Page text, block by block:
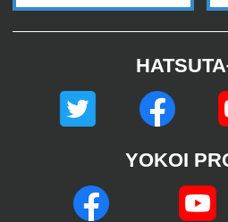
YOKOI